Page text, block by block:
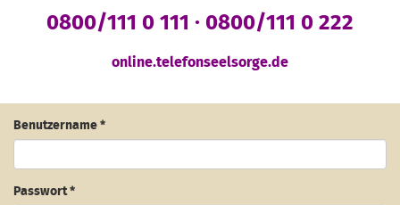
0800/111 0 111 · 0800/111 0 222
online.telefonseelsorge.de
Benutzername *
Passwort*